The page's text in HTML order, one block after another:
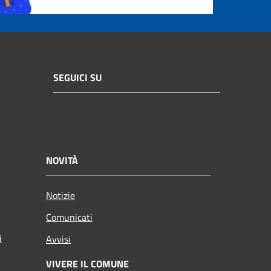
SEGUICI SU
NOVITÀ
Notizie
Comunicati
Avvisi
VIVERE IL COMUNE